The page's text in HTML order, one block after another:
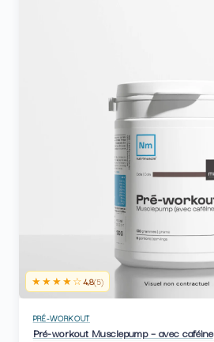
★★★★☆4,8(5)
PRÉ-WORKOUT
Pré-workout Musclepump – avec caféine